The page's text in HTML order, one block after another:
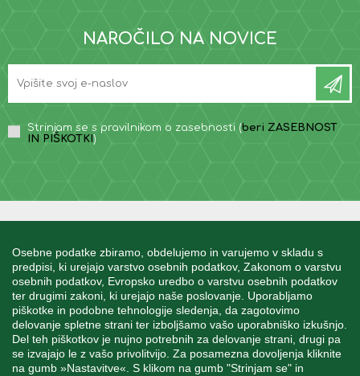
Osebne podatke zbiramo, obdelujemo in varujemo v skladu s
predpisi, ki urejajo varstvo osebnih podatkov, Zakonom o varstvu
osebnih podatkov, Evropsko uredbo o varstvu osebnih podatkov
ter drugimi zakoni, ki urejajo naše poslovanje. Uporabljamo
piškotke in podobne tehnologije sledenja, da zagotovimo
delovanje spletne strani ter izboljšamo vašo uporabniško izkušnjo.
Del teh piškotkov je nujno potrebnih za delovanje strani, drugi pa
se izvajajo le z vašo privolitvijo. Za posamezna dovoljenja kliknite
na gumb »Nastavitve«. S klikom na gumb "Strinjam se" in
NAROČILO NA NOVICE
Strinjam se s pravilnikom o zasebnosti (beri ZASEBNOST
IN PIŠKOTKI )
MOJ RAČUN
STORITEV ZA STRANKE